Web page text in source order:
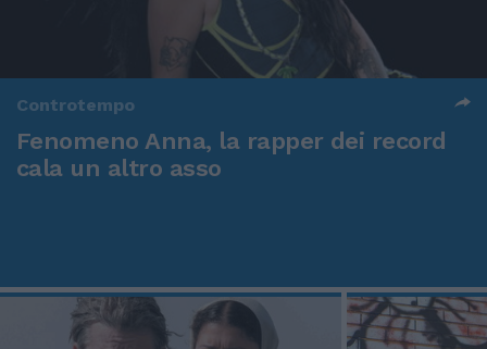
Controtempo
Fenomeno Anna, la rapper dei record
cala un altro asso